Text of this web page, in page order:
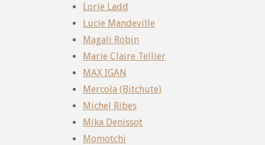
Lorie Ladd
Lucie Mandeville
Magali Robin
Marie Claire Tellier
MAX IGAN
Mercola (Bitchute)
Michel Ribes
Mika Denissot
Momotchi